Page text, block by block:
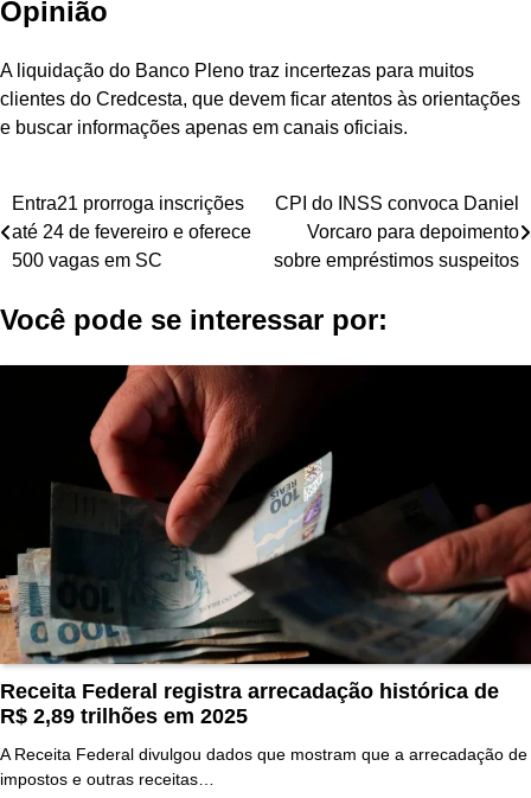
Opinião
A liquidação do Banco Pleno traz incertezas para muitos
clientes do Credcesta, que devem ficar atentos às orientações
e buscar informações apenas em canais oficiais.
Navegação
de
Entra21 prorroga inscrições
até 24 de fevereiro e oferece
500 vagas em SC
CPI do INSS convoca Daniel
Vorcaro para depoimento
sobre empréstimos suspeitos
Você pode se interessar por:
Receita Federal registra arrecadação histórica de
R$ 2,89 trilhões em 2025
A Receita Federal divulgou dados que mostram que a arrecadação de
impostos e outras receitas…